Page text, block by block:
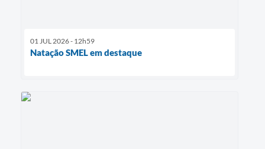
01 JUL 2026 - 12h59
Natação SMEL em destaque